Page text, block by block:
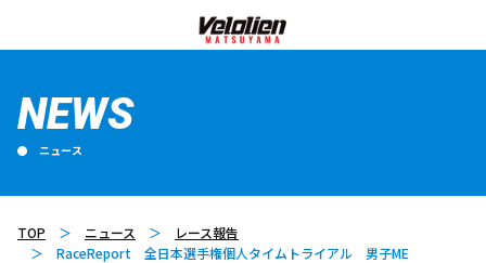
NEWS
ニュース
TOP ニュース
レース報告
RaceReport 全日本選手権個人タイムトライアル 男子ME